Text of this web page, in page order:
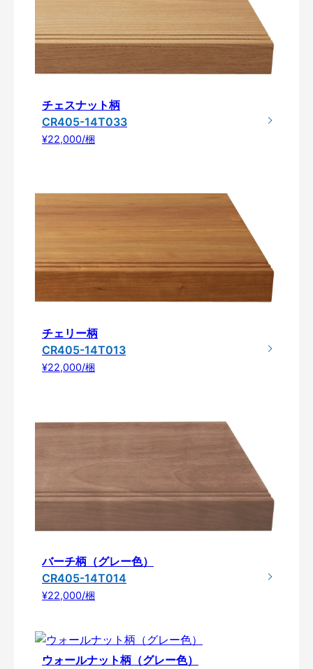
チェスナット柄
CR405-14T033
¥22,000/梱
チェリー柄
CR405-14T013
¥22,000/梱
バーチ柄（グレー色）
CR405-14T014
¥22,000/梱
ウォールナット柄（グレー色）